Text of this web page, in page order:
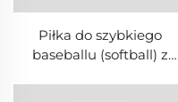
Piłka do szybkiego
baseballu (softball) z